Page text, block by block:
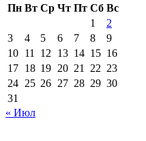
Пн Вт Ср Чт Пт Сб Вс
1
2
3
4 5 6 7 8
9
10 11 12 13 14 15 16
17 18 19 20 21 22 23
24 25 26 27 28 29 30
31
« Июл